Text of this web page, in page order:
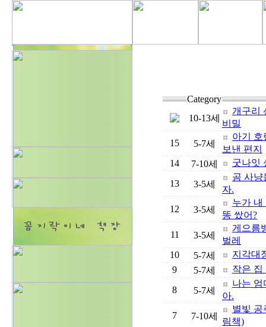
Category
10-13세
개구리
비밀
15
5-7세
아기 호
보낸 편지
14
7-10세 굿나잇
13 3-5세
곰 사냥
자.
12
3-5세
누가 내
똥 쌌어?
11
3-5세
게으름
벌레
10
5-7세
지각대
9
5-7세 작은 집
8 5-7세
나는 엄
아.
7
7-10세
별빛 공
림책)